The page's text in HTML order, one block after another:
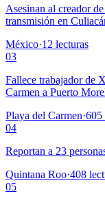
Asesinan al creador
transmisión en
México·12 lecturas
03
Fallece trabajador de
Carmen a Puerto
Playa del Carmen·605
04
Reportan a 23
Quintana Roo·408
05